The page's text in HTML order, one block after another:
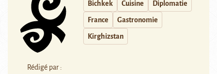
Rédigé par :
Bichkek Cuisine Diplomatie
France Gastronomie
Kirghizstan